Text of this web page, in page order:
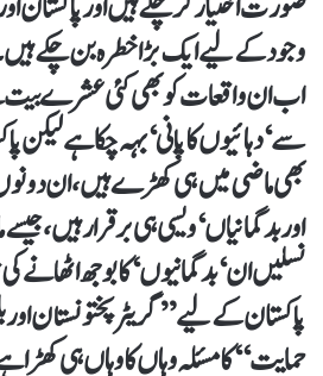
وجود کے لیے ایک بڑا خطرہ بن چکے
اب ان واقعات کو بھی کئی عشرے بیت
سے ‘دہائیوں کا پانی‘ بہہ چکا ہے لیکن
بھی ماضی میں ہی کھڑے ہیں، ان
اور بدگمانیاں‘ ویسی ہی برقرار ہیں،
نسلیں ان ‘بدگمانیوں‘ کا بوجھ اٹھانے
پاکستان کے لیے ”گریٹر پختونستان
حمایت‘‘ کا مسئلہ وہاں کا وہاں ہی